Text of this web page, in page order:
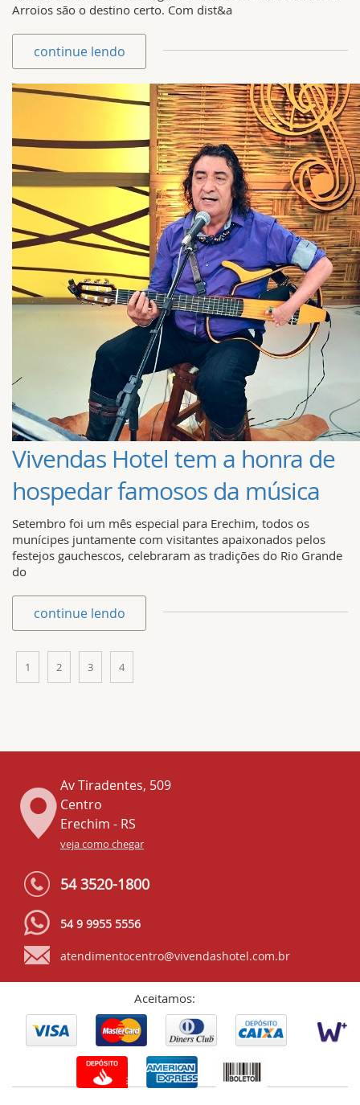
Arroios são o destino certo. Com dist&a
continue lendo
Vivendas Hotel tem a honra de
hospedar famosos da música
Setembro foi um mês especial para Erechim, todos os
munícipes juntamente com visitantes apaixonados pelos
festejos gauchescos, celebraram as tradições do Rio Grande
do
continue lendo
1 2 3 4
Av Tiradentes, 509
Centro
Erechim - RS
veja como chegar
54 3520-1800
54 9 9955 5556
atendimentocentro@vivendashotel.com.br
Aceitamos: